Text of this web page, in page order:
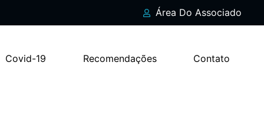
Área Do Associado
Covid-19 Recomendações Contato